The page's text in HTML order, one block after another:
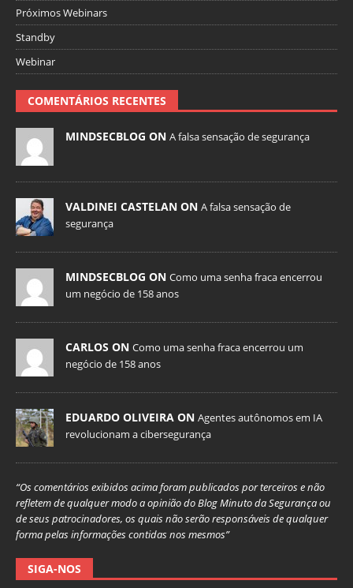
Próximos Webinars
Standby
Webinar
COMENTÁRIOS RECENTES
MINDSECBLOG ON A falsa sensação de segurança
VALDINEI CASTELAN ON A falsa sensação de
segurança
MINDSECBLOG ON Como uma senha fraca encerrou
um negócio de 158 anos
CARLOS ON Como uma senha fraca encerrou um
negócio de 158 anos
EDUARDO OLIVEIRA ON Agentes autônomos em IA
revolucionam a cibersegurança
“Os comentários exibidos acima foram publicados por terceiros e não
refletem de qualquer modo a opinião do Blog Minuto da Segurança ou
de seus patrocinadores, os quais não serão responsáveis de qualquer
forma pelas informações contidas nos mesmos”
SIGA-NOS